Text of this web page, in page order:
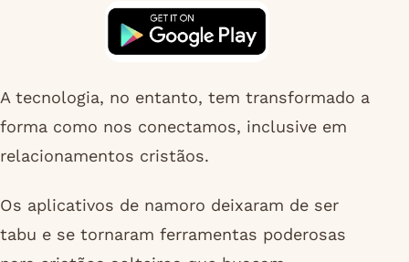
A tecnologia, no entanto, tem transformado a
forma como nos conectamos, inclusive em
relacionamentos cristãos.
Os aplicativos de namoro deixaram de ser
tabu e se tornaram ferramentas poderosas